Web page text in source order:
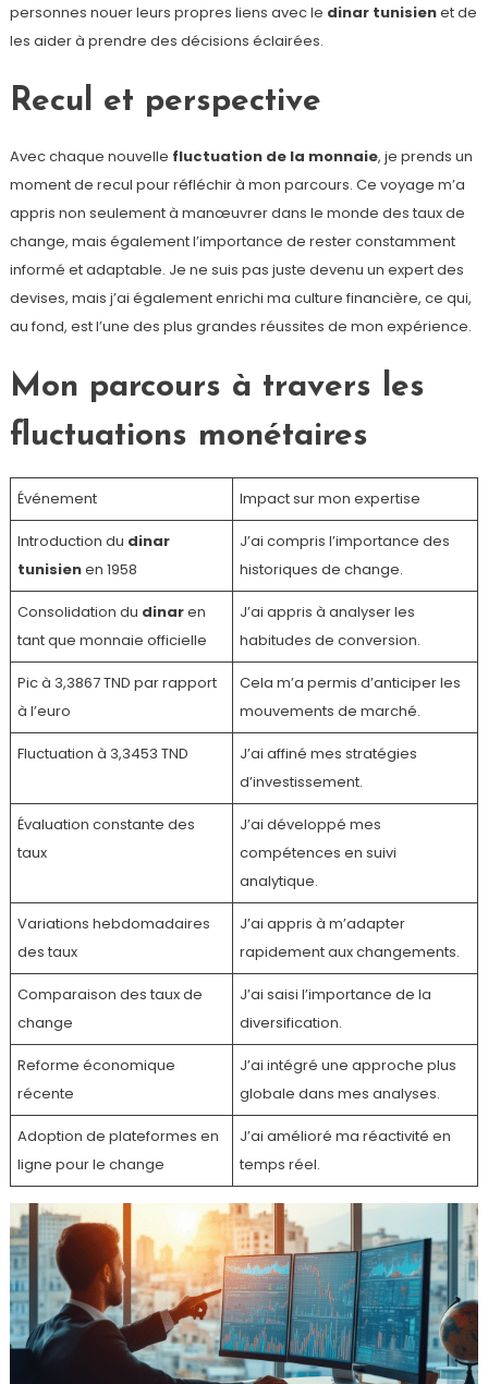
personnes nouer leurs propres liens avec le dinar tunisienet de
les aider à prendre des décisions éclairées.
Recul et perspective
Avec chaque nouvelle fluctuation de la monnaie, je prends un
moment de recul pour réfléchir à mon parcours. Ce voyage m’a
appris non seulement à manœuvrer dans le monde des taux de
change, mais également l’importance de rester constamment
informé et adaptable. Je ne suis pas juste devenu un expert des
devises, mais j’ai également enrichi ma culture financière, ce qui,
au fond, est l’une des plus grandes réussites de mon expérience.
Mon parcours à travers les
fluctuations monétaires
Événement Impact sur mon expertise
Introduction du dinar
tunisienen 1958
J’ai compris l’importance des
historiques de change.
Consolidation du dinaren
tant que monnaie officielle
J’ai appris à analyser les
habitudes de conversion.
Pic à 3,3867 TND par rapport
à l’euro
Cela m’a permis d’anticiper les
mouvements de marché.
Fluctuation à 3,3453 TND
J’ai affiné mes stratégies
d’investissement.
Évaluation constante des
taux
J’ai développé mes
compétences en suivi
analytique.
Variations hebdomadaires
des taux
J’ai appris à m’adapter
rapidement aux changements.
Comparaison des taux de
change
J’ai saisi l’importance de la
diversification.
Reforme économique
récente
J’ai intégré une approche plus
globale dans mes analyses.
Adoption de plateformes en
ligne pour le change
J’ai amélioré ma réactivité en
temps réel.